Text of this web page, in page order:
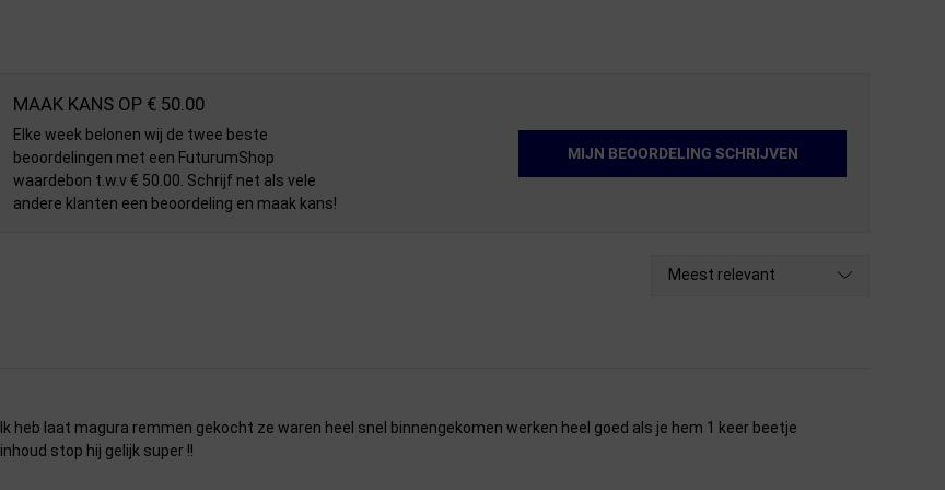
MAAK KANS OP € 50.00
Elke week belonen wij de twee beste
beoordelingen met een FuturumShop
waardebon t.w.v € 50.00. Schrijf net als vele
andere klanten een beoordeling en maak kans!
MIJN BEOORDELING SCHRIJVEN
Meest relevant
Ik heb laat magura remmen gekocht ze waren heel snel binnengekomen werken heel goed als je hem 1 keer beetje
inhoud stop hij gelijk super !!